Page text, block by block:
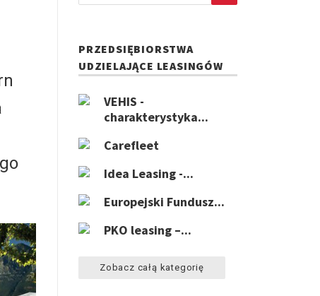
PRZEDSIĘBIORSTWA
UDZIELAJĄCE LEASINGÓW
VEHIS -
charakterystyka...
Carefleet
Idea Leasing -...
Europejski Fundusz...
PKO leasing –...
Zobacz całą kategorię